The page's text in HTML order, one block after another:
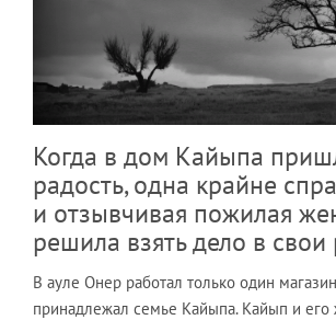
Когда в дом Кайыпа
радость, одна крайне
и отзывчивая пожилая
решила взять дело в свои
В ауле Онер работал только один
принадлежал семье Кайыпа. Кайып и его